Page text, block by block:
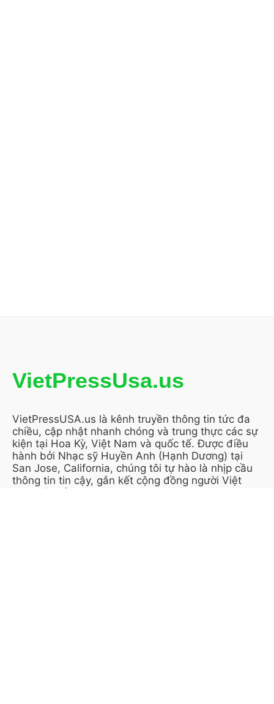
VietPressUsa.us
VietPressUSA.us là kênh truyền thông tin tức đa
chiều, cập nhật nhanh chóng và trung thực các sự
kiện tại Hoa Kỳ, Việt Nam và quốc tế. Được điều
hành bởi Nhạc sỹ Huyền Anh (Hạnh Dương) tại
San Jose, California, chúng tôi tự hào là nhịp cầu
thông tin tin cậy, gắn kết cộng đồng người Việt